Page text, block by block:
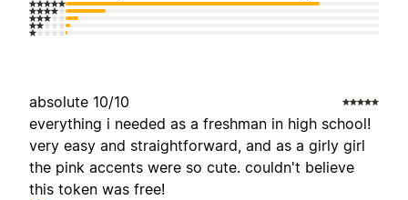
absolute 10/10
everything i needed as a freshman in high school!
very easy and straightforward, and as a girly girl
the pink accents were so cute. couldn't believe
this token was free!